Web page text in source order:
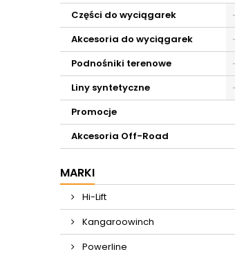
Części do wyciągarek
Akcesoria do wyciągarek
Podnośniki terenowe
Liny syntetyczne
Promocje
Akcesoria Off-Road
MARKI
Hi-Lift
Kangaroowinch
Powerline